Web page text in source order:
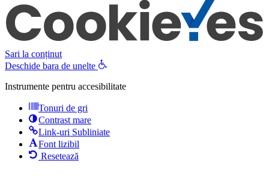
Sari la conținut
Deschide bara de unelte
Instrumente pentru accesibilitate
Tonuri de gri
Contrast mare
Link-uri Subliniate
Font lizibil
Resetează